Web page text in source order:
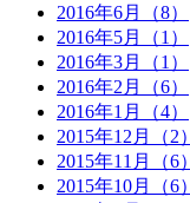
2016年6月（8）
2016年5月（1）
2016年3月（1）
2016年2月（6）
2016年1月（4）
2015年12月（2）
2015年11月（6）
2015年10月（6）